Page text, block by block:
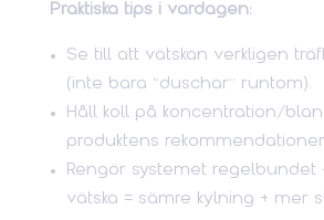
Praktiska tips i vardagen:
Se till att vätskan verkligen
(inte bara “duschar” runtom).
Håll koll på koncentration/
produktens
Rengör systemet
vätska = sämre kylning + mer